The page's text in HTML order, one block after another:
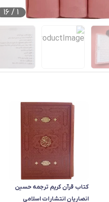
1
/
16
کتاب قرآن کریم ترجمه حسین
انصاریان انتشارات اسلامی